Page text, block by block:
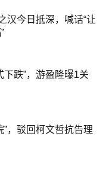
汉今日抵深，喊话“让
下跌”，游盈隆曝1关
”，驳回柯文哲抗告理